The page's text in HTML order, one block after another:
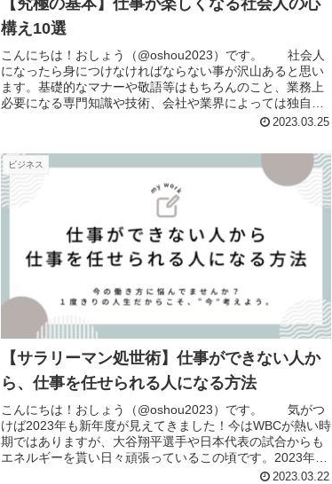
構え10選
こんにちは！おしょう（@oshou2023）です。 社会人
になったら身につけなければならない事が沢山あると思い
ます。基礎的なマナーや敬語等はもちろんのこと、業務上
必要になる専門知識や技術、会社や業界によっては独自ル
2023.03.25
ビジネス
【サラリーマン処世術】仕事ができない人か
ら、仕事を任せられる人になる方法
こんにちは！おしょう（@oshou2023）です。 気がつ
けば2023年も新年度が見えてきました！今はWBCが熱い時
期ではありますが、大谷翔平選手や日本代表の試合からも
エネルギーを貰い日々頑張っているこの頃です。2023年4
2023.03.22